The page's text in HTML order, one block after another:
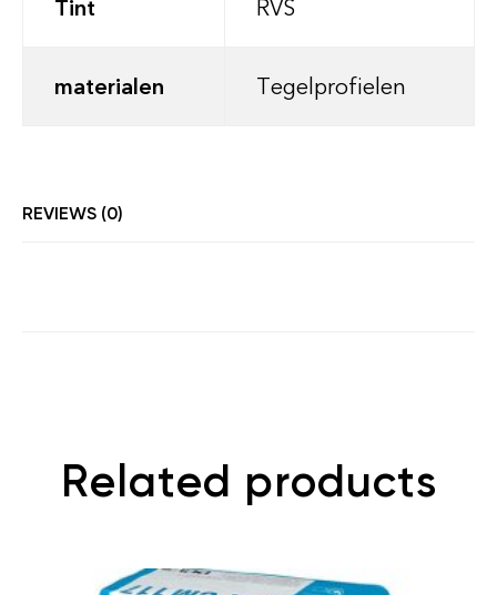
Tint RVS
materialen Tegelprofielen
REVIEWS (0)
Related products